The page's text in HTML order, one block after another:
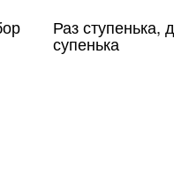
Раз ступенька,
супенька